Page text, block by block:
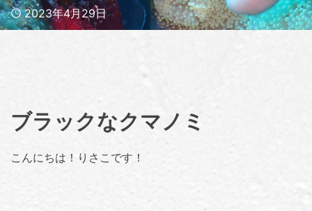
Published
2023年4月29日
ブラックなクマノミ
こんにちは！りさこです！